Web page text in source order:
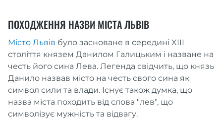
ПОХОДЖЕННЯ НАЗВИ МІСТА ЛЬВІВ
Місто Львів було засноване в середині XIII
століття князем Данилом Галицьким і назване на
честь його сина Лева. Легенда свідчить, що князь
Данило назвав місто на честь свого сина як
символ сили та влади. Існує також думка, що
назва міста походить від слова "лев", що
символізує мужність та відвагу.